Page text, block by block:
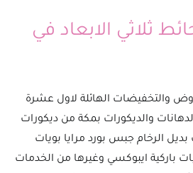
ثلاثي الابعاد في
والتخفيضات الهائلة لاول عشرة
والديكورات بمكة من ديكورات
الرخام جبس بورد مرايا بويات
باركية ايبوكسي وغيرها من الخدمات